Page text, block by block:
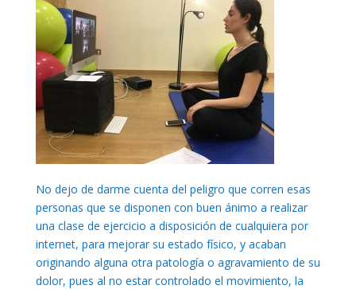
No dejo de darme cuenta del peligro que corren esas
personas que se disponen con buen ánimo a realizar
una clase de ejercicio a disposición de cualquiera por
internet, para mejorar su estado físico, y acaban
originando alguna otra patología o agravamiento de su
dolor, pues al no estar controlado el movimiento, la